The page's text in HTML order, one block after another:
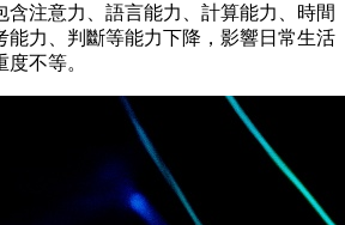
含注意力、語言能力、計算能力、時間
能力、判斷等能力下降，影響日常生活
不等。